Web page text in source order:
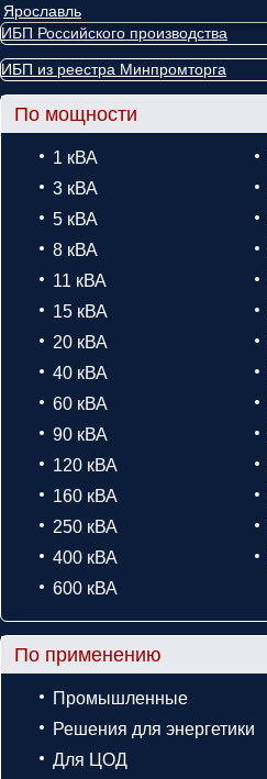
Ярославль
ИБП Российского производства
ИБП из реестра Минпромторга
По мощности
1 кВА
3 кВА
5 кВА
8 кВА
11 кВА
15 кВА
20 кВА
40 кВА
60 кВА
90 кВА
120 кВА
160 кВА
250 кВА
400 кВА
600 кВА
По применению
Промышленные
Решения для энергетики
Для ЦОД